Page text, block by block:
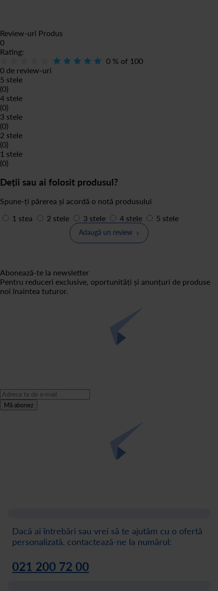
Review-uri Produs
0
Rating:
0 % of 100
0 de review-uri
5 stele
(0)
4 stele
(0)
3 stele
(0)
2 stele
(0)
1 stele
(0)
Deții sau ai folosit produsul?
Spune-ți părerea și acordă o notă produsului
1 stea
2 stele 3 stele 4 stele 5 stele
Adaugă un review
Abonează-te la newsletter
Pentru reduceri exclusive, oportunități și anunțuri de produse
noi înaintea tuturor.
Mă abonez
Dacă ai întrebări sau vrei să te ajutăm cu o ofertă
personalizată, contactează-ne la numărul:
021 200 72 00